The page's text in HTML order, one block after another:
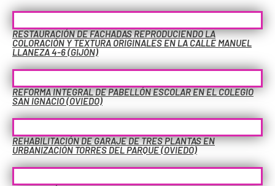
RESTAURACIÓN DE FACHADAS REPRODUCIENDO LA
COLORACIÓN Y TEXTURA ORIGINALES EN LA CALLE MANUEL
LLANEZA 4-6 (GIJÓN)
REFORMA INTEGRAL DE PABELLÓN ESCOLAR EN EL COLEGIO
SAN IGNACIO (OVIEDO)
REHABILITACIÓN DE GARAJE DE TRES PLANTAS EN
URBANIZACIÓN TORRES DEL PARQUE (OVIEDO)